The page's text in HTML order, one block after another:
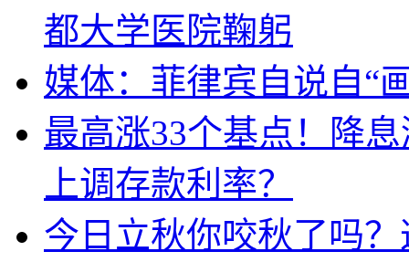
都大学医院鞠躬
媒体：菲律宾自说自“
最高涨33个基点！降
上调存款利率？
今日立秋你咬秋了吗